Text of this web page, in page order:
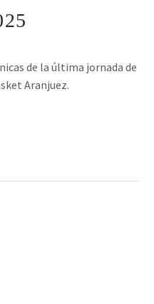
de la última jornada de
Aranjuez.